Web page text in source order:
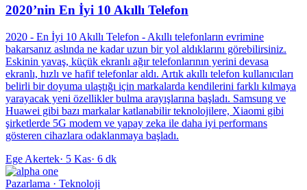
2020’nin En İyi 10 Akıllı Telefon
2020 - En İyi 10 Akıllı Telefon - Akıllı telefonların evrimine
bakarsanız aslında ne kadar uzun bir yol aldıklarını görebilirsiniz.
Eskinin yavaş, küçük ekranlı ağır telefonlarının yerini devasa
ekranlı, hızlı ve hafif telefonlar aldı. Artık akıllı telefon kullanıcıları
belirli bir doyuma ulaştığı için markalarda kendilerini farklı kılmaya
yarayacak yeni özellikler bulma arayışlarına başladı. Samsung ve
Huawei gibi bazı markalar katlanabilir teknolojilere, Xiaomi gibi
şirketlerde 5G modem ve yapay zeka ile daha iyi performans
gösteren cihazlara odaklanmaya başladı.
Ege Akertek· 5 Kas· 6 dk
Pazarlama · Teknoloji